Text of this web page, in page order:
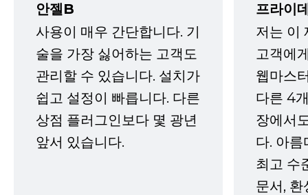
안젤B
사용이 매우 간단합니다. 기
술을 가장 싫어하는 고객도
관리할 수 있습니다. 설치가
쉽고 설정이 빠릅니다. 다른
상점 플러그인보다 몇 광년
앞서 있습니다.
프라이
저는 이
고객에
웹마스
다른 4
장에서
다. 아름
최고 수
문서,